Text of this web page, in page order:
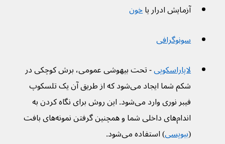
آزمایش ادرار یا خون
سونوگرافی
لاپاراسکوپی - تحت بیهوشی عمومی، برش کوچکی در
شکم شما ایجاد می‌شود که از طریق آن یک تلسکوپ
فیبر نوری وارد می‌شود. این روش برای نگاه کردن به
اندام‌های داخلی شما و همچنین گرفتن نمونه‌های بافت
(بیوپسی) استفاده می‌شود.